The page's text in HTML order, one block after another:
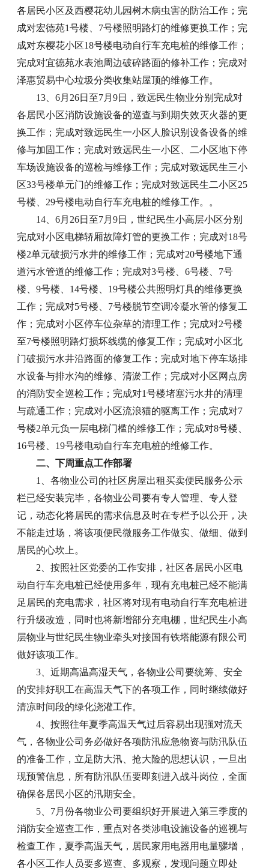
各居民小区及西樱花幼儿园树木病虫害的防治工作；完
成对宏德苑1号楼、7号楼照明路灯的维修更换工作；完
成对东樱花小区18号楼电动自行车充电桩的维修工作；
完成对宜德苑水表池周边破碎路面的修补工作；完成对
泽惠贸易中心垃圾分类收集站屋顶的维修工作。
13、6月26日至7月9日，致远民生物业分别完成对
各居民小区消防设施设备的巡查与到期失效灭火器的更
换工作；完成对致远民生一小区人脸识别设备设备的维
修与加固工作；完成对致远民生一小区、二小区地下停
车场设施设备的巡检与维修工作；完成对致远民生三小
区33号楼单元门的维修工作；完成对致远民生二小区25
号楼、29号楼电动自行车充电桩的维修工作。。
14、6月26日至7月9日，世纪民生小高层小区分别
完成对小区电梯轿厢故障灯管的更换工作；完成对18号
楼2单元破损污水井的维修工作；完成对20号楼地下通
道污水管道的维修工作；完成对3号楼、6号楼、7号
楼、9号楼、14号楼、19号楼公共照明灯具的维修更换
工作；完成对5号楼、7号楼脱节空调冷凝水管的修复工
作；完成对小区停车位杂草的清理工作；完成对2号楼
至7号楼照明路灯损坏线缆的修复工作；完成对小区北
门破损污水井沿路面的修复工作；完成对地下停车场排
水设备与排水沟的维修、清淤工作；完成对小区网点房
的消防安全巡检工作；完成对1号楼堵塞污水井的清理
与疏通工作；完成对小区流浪猫的驱离工作；完成对7
号楼2单元负一层电梯门槛的维修工作；完成对8号楼、
16号楼、19号楼电动自行车充电桩的维修工作。
二、下周重点工作部署
1、各物业公司的社区房屋出租买卖便民服务公示
栏已经安装完毕，各物业公司要有专人管理、专人登
记，动态化将居民的需求信息及时在专栏予以公开，决
不能走过场，将该项便民微服务工作做实、做细、做到
居民的心坎上。
2、按照社区党委的工作安排，社区各居民小区电
动自行车充电桩已经使用多年，现有充电桩已经不能满
足居民的充电需求，社区将对现有电动自行车充电桩进
行升级改造，同时也将新增部分充电棚，世纪民生小高
层物业与世纪民生物业牵头对接国有铁塔能源有限公司
做好该项工作。
3、近期高温高湿天气，各物业公司要统筹、安全
的安排好职工在高温天气下的各项工作，同时继续做好
清凉时间段的绿化浇灌工作。
4、按照往年夏季高温天气过后容易出现强对流天
气，各物业公司务必做好各项防汛应急物资与防汛队伍
的准备工作，立足防大汛、抢大险的思想认识，一旦出
现预警信息，所有防汛队伍要即刻进入战斗岗位，全面
确保各居民小区的汛期安全。
5、7月份各物业公司要组织好开展进入第三季度的
消防安全巡查工作，重点对各类涉电设施设备的巡视与
检查工作，夏季高温天气，居民家用电器用电量骤增，
各小区工作人员要多巡查、多观察，发现问题立即处